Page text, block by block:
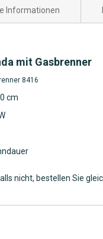
mit Gasbrenner
8416
cm
nicht, bestellen Sie
Informationen